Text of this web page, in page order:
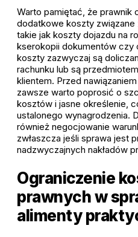
Warto pamiętać, że prawnik
dodatkowe koszty związane
takie jak koszty dojazdu na
kserokopii dokumentów czy
koszty zazwyczaj są
rachunku lub są
klientem. Przed
zawsze warto poprosić o
kosztów i jasne określenie,
ustalonego wynagrodzenia.
również negocjowanie
zwłaszcza jeśli sprawa jest
nadzwyczajnych nakładów
Ograniczenie
prawnych w
alimenty